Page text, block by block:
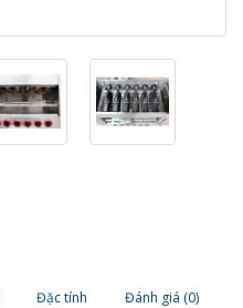
Đặc tính Đánh giá (0)